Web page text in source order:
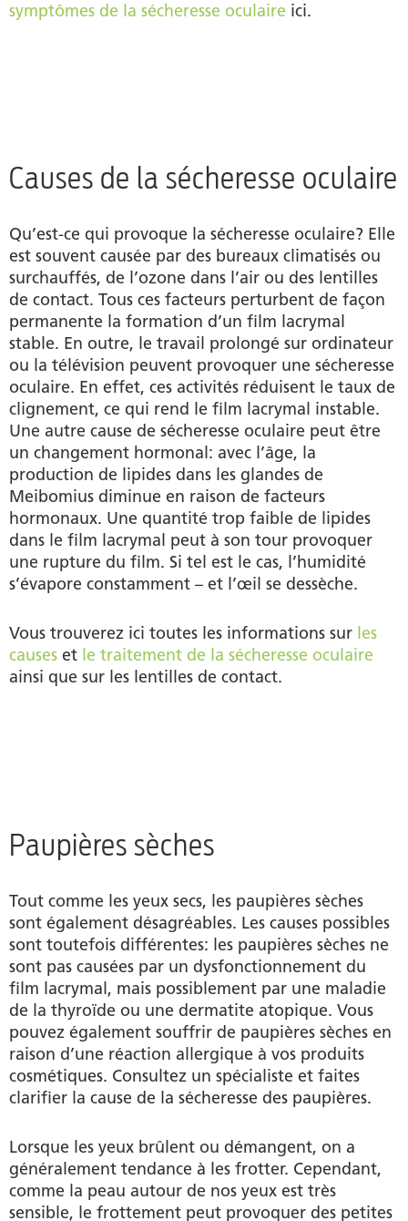
symptômes de la sécheresse oculaire ici.
Causes de la sécheresse oculaire
Qu’est-ce qui provoque la sécheresse oculaire? Elle
est souvent causée par des bureaux climatisés ou
surchauffés, de l’ozone dans l’air ou des lentilles
de contact. Tous ces facteurs perturbent de façon
permanente la formation d’un film lacrymal
stable. En outre, le travail prolongé sur ordinateur
ou la télévision peuvent provoquer une sécheresse
oculaire. En effet, ces activités réduisent le taux de
clignement, ce qui rend le film lacrymal instable.
Une autre cause de sécheresse oculaire peut être
un changement hormonal: avec l’âge, la
production de lipides dans les glandes de
Meibomius diminue en raison de facteurs
hormonaux. Une quantité trop faible de lipides
dans le film lacrymal peut à son tour provoquer
une rupture du film. Si tel est le cas, l’humidité
s’évapore constamment – et l’œil se dessèche.
Vous trouverez ici toutes les informations sur les
causes et le traitement de la sécheresse oculaire
ainsi que sur les lentilles de contact.
Paupières sèches
Tout comme les yeux secs, les paupières sèches
sont également désagréables. Les causes possibles
sont toutefois différentes: les paupières sèches ne
sont pas causées par un dysfonctionnement du
film lacrymal, mais possiblement par une maladie
de la thyroïde ou une dermatite atopique. Vous
pouvez également souffrir de paupières sèches en
raison d’une réaction allergique à vos produits
cosmétiques. Consultez un spécialiste et faites
clarifier la cause de la sécheresse des paupières.
Lorsque les yeux brûlent ou démangent, on a
généralement tendance à les frotter. Cependant,
comme la peau autour de nos yeux est très
sensible, le frottement peut provoquer des petites